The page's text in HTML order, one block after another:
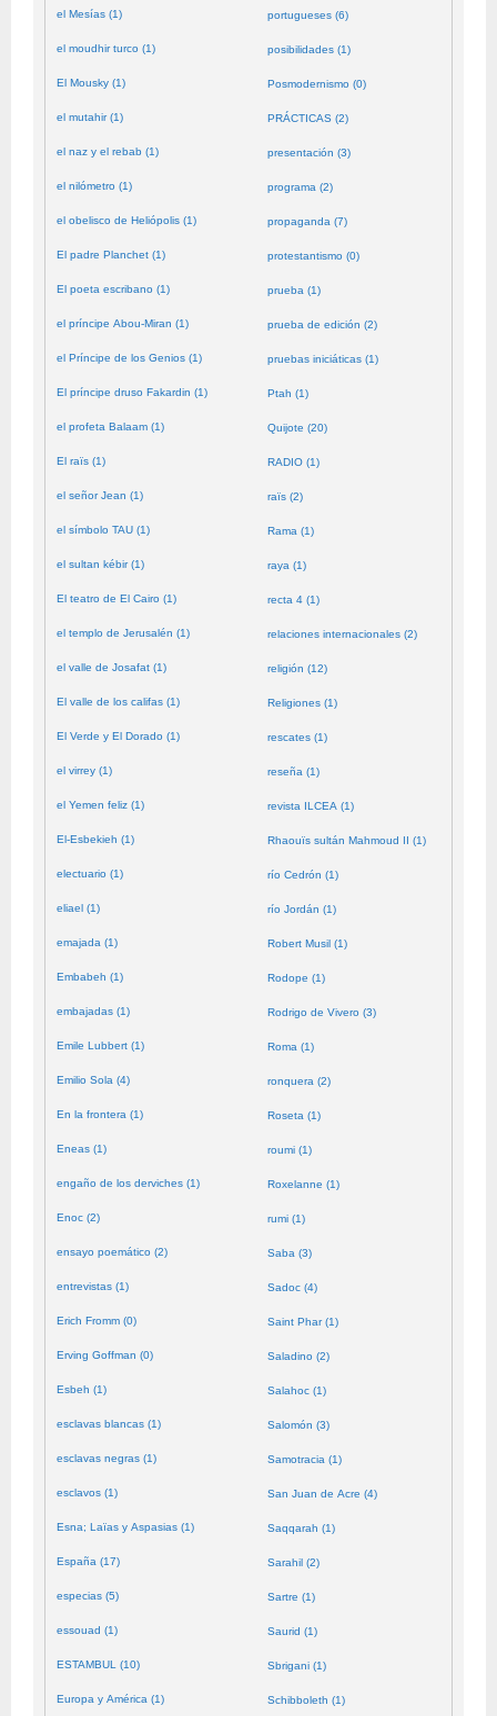
el Mesías (1)
el moudhir turco (1)
El Mousky (1)
el mutahir (1)
el naz y el rebab (1)
el nilómetro (1)
el obelisco de Heliópolis (1)
El padre Planchet (1)
El poeta escribano (1)
el príncipe Abou-Miran (1)
el Príncipe de los Genios (1)
El príncipe druso Fakardin (1)
el profeta Balaam (1)
El raïs (1)
el señor Jean (1)
el símbolo TAU (1)
el sultan kébir (1)
El teatro de El Cairo (1)
el templo de Jerusalén (1)
el valle de Josafat (1)
El valle de los califas (1)
El Verde y El Dorado (1)
el virrey (1)
el Yemen feliz (1)
El-Esbekieh (1)
electuario (1)
eliael (1)
emajada (1)
Embabeh (1)
embajadas (1)
Emile Lubbert (1)
Emilio Sola (4)
En la frontera (1)
Eneas (1)
engaño de los derviches (1)
Enoc (2)
ensayo poemático (2)
entrevistas (1)
Erich Fromm (0)
Erving Goffman (0)
Esbeh (1)
esclavas blancas (1)
esclavas negras (1)
esclavos (1)
Esna; Laïas y Aspasias (1)
España (17)
especias (5)
essouad (1)
ESTAMBUL (10)
Europa y América (1)
portugueses (6)
posibilidades (1)
Posmodernismo (0)
PRÁCTICAS (2)
presentación (3)
programa (2)
propaganda (7)
protestantismo (0)
prueba (1)
prueba de edición (2)
pruebas iniciáticas (1)
Ptah (1)
Quijote (20)
RADIO (1)
raïs (2)
Rama (1)
raya (1)
recta 4 (1)
relaciones internacionales (2)
religión (12)
Religiones (1)
rescates (1)
reseña (1)
revista ILCEA (1)
Rhaouïs sultán Mahmoud II (1)
río Cedrón (1)
río Jordán (1)
Robert Musil (1)
Rodope (1)
Rodrigo de Vivero (3)
Roma (1)
ronquera (2)
Roseta (1)
roumi (1)
Roxelanne (1)
rumi (1)
Saba (3)
Sadoc (4)
Saint Phar (1)
Saladino (2)
Salahoc (1)
Salomón (3)
Samotracia (1)
San Juan de Acre (4)
Saqqarah (1)
Sarahil (2)
Sartre (1)
Saurid (1)
Sbrigani (1)
Schibboleth (1)